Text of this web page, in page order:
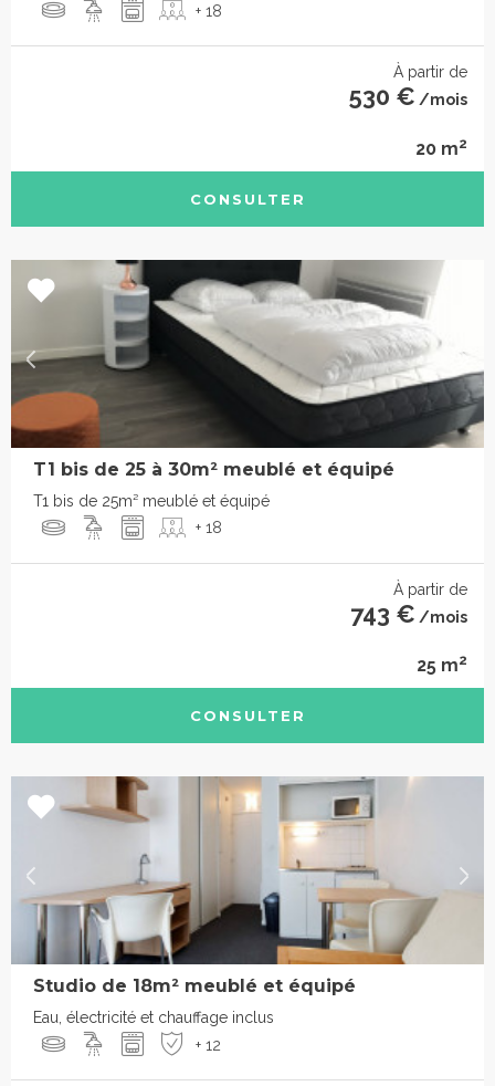
+ 18
À partir de
530 € /mois
20 m2
CONSULTER
T1 bis de 25 à 30m² meublé et équipé
T1 bis de 25m² meublé et équipé
+ 18
À partir de
743 € /mois
25 m2
CONSULTER
Studio de 18m² meublé et équipé
Eau, électricité et chauffage inclus
+ 12